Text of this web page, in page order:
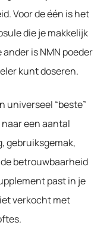
Voor de één is het
die je makkelijk
is NMN poeder
kunt doseren.
universeel “beste”
een aantal
gebruiksgemak,
betrouwbaarheid
past in je
verkocht met